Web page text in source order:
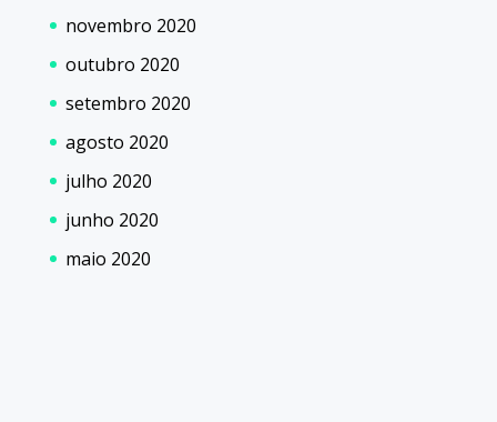
novembro 2020
outubro 2020
setembro 2020
agosto 2020
julho 2020
junho 2020
maio 2020